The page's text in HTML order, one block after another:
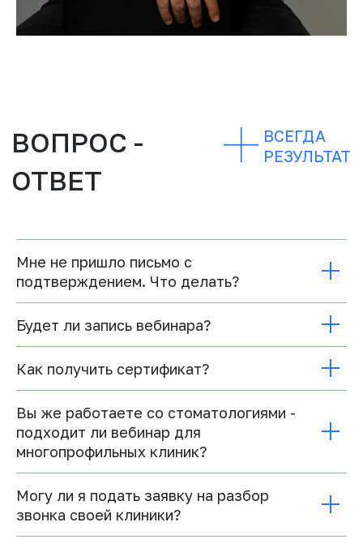
Мне не пришло письмо с
подтверждением. Что делать?
Будет ли запись вебинара?
Как получить сертификат?
Вы же работаете со стоматологиями -
подходит ли вебинар для
многопрофильных клиник?
Могу ли я подать заявку на разбор
звонка своей клиники?